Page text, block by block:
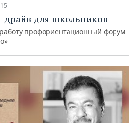
драйв для школьников
профориентационный форум